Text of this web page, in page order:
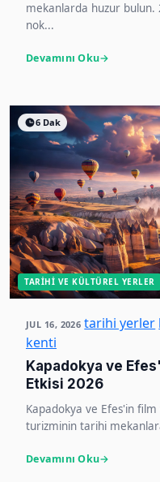
mekanlarda huzur
nok...
Devamını Oku
6 Dak
TARIHI VE KÜLTÜREL YERLER
JUL 16, 2026 tarihi yerler
kenti
Kapadokya ve
Etkisi 2026
Kapadokya ve Efes'in film
turizminin tarihi
Devamını Oku